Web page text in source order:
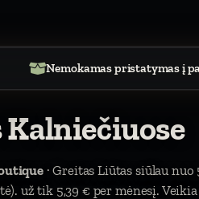
Nemokamas pristatymas į
· Greitas Liūtas siūlau nuo
už tik 5,39 € per mėnesį.